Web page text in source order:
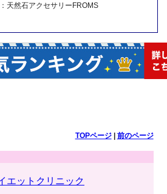
天然石アクセサリーFROMS
TOPページ| 前のページ